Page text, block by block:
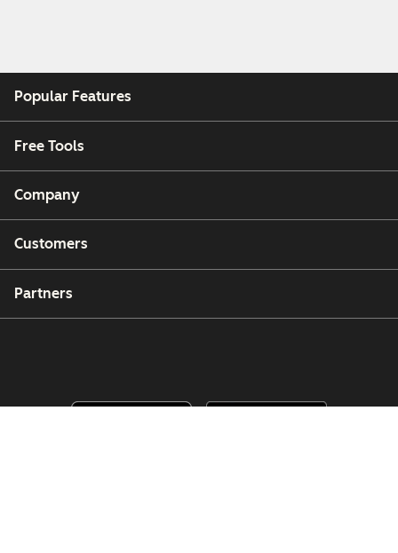
Popular Features
Free Tools
Company
Customers
Partners